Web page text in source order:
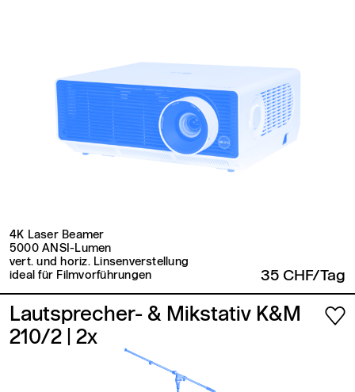
4K Laser Beamer
5000 ANSI-Lumen
vert. und horiz. Linsenverstellung
ideal für Filmvorführungen
35 CHF/Tag
Lautsprecher- & Mikstativ K&M
210/2
| 2x